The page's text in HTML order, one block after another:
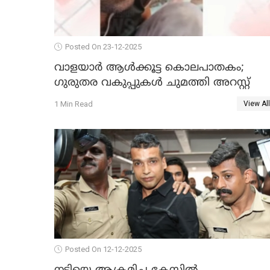
Posted On 23-12-2025
വാളയാർ ആൾക്കൂട്ട കൊലപാതകം;
ഗുരുതര വകുപ്പുകൾ ചുമത്തി അറസ്റ്റ്
1 Min Read View All
Posted On 12-12-2025